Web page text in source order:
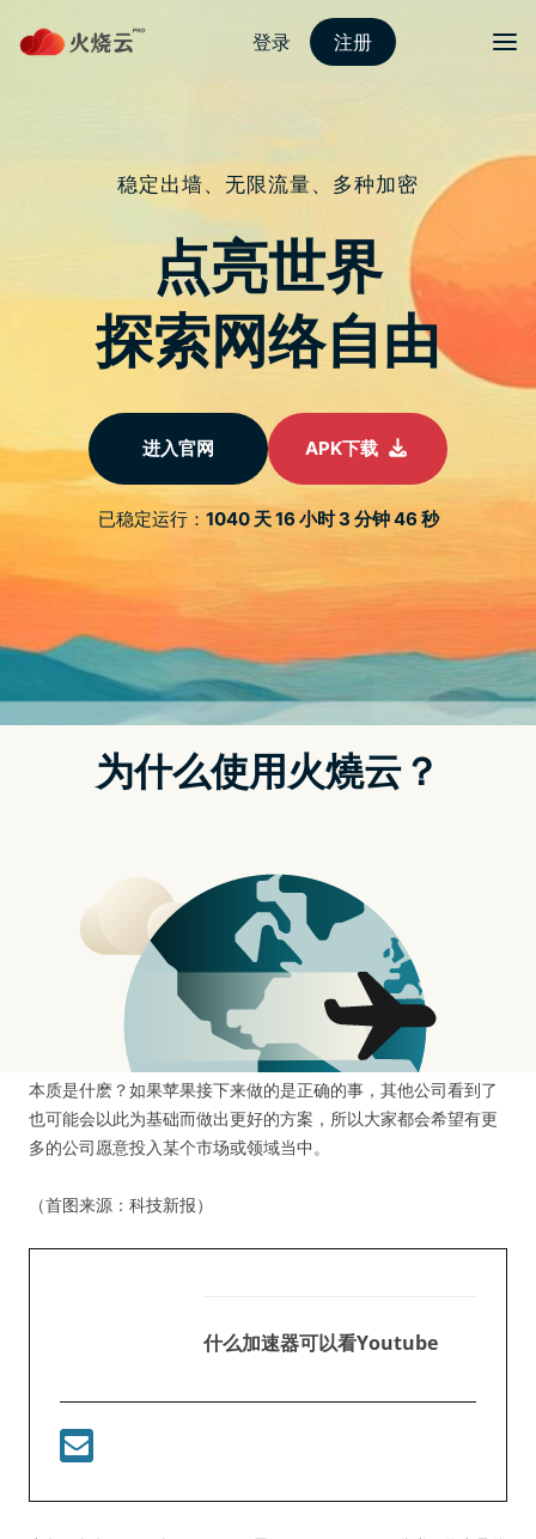
至
正
文 protonvpn下载
CES 直击》苹果引领 AR / VR 领域？CES 高
层：Vision Pro 将成市场转捩点
CES 去年特别为元宇宙（Metaverse）设立了专区，随着一年过
去，智慧手机大厂苹果又在 2023 年亮相了自家首款头戴式显示
者，这也让人好奇，元宇宙市场接下来的发展将会是何种样貌？
对此，CES 主题项目总监 Brian Comiskey 认为，Vision Pro 将
成为 AR/VR 市场的一大转捩点，因为苹果在智慧型手机市场中做
的是正确的事，且苹果也将成为 AR/VR 整体生态系统的主要受益
者。因为 Vision Pro 的亮相，在今年 CES 中，大众也将看到元
宇宙以几个重要的方式活跃起来，像是 VR 头盔的触觉控制技
术，元宇宙内的应用也将因此活跃。
不过 Comiskey 也表示，2024 年会是智慧眼镜与 AR 眼镜的一
年，且当中也将融入 Meta AI；像是雷朋（Ray–Ban）先前就宣
年的展场当中，有许多值得关注的厂商也将参加，像是 XREAL 与
生产企业端 AR 智慧眼镜的厂商，Magic Leap 的 AR 眼镜已经被
批准（在美国）用於进行远距手术的培训。Comiskey 认为，这
些应用的发展都显示出，AR/VR 领域的应用开始变得广泛。
那麽回到苹果本身，Vision Pro 的推出意味着这款产品将会引领
潮流吗？Comiskey 的答案是肯定的；他表示，任何进入市场的
公司都会在某种程度上改变它，但接下来的问题是，这种变化的
本质是什麽？如果苹果接下来做的是正确的事，其他公司看到了
也可能会以此为基础而做出更好的方案，所以大家都会希望有更
多的公司愿意投入某个市场或领域当中。
（首图来源：科技新报）
什么加速器可以看youtube